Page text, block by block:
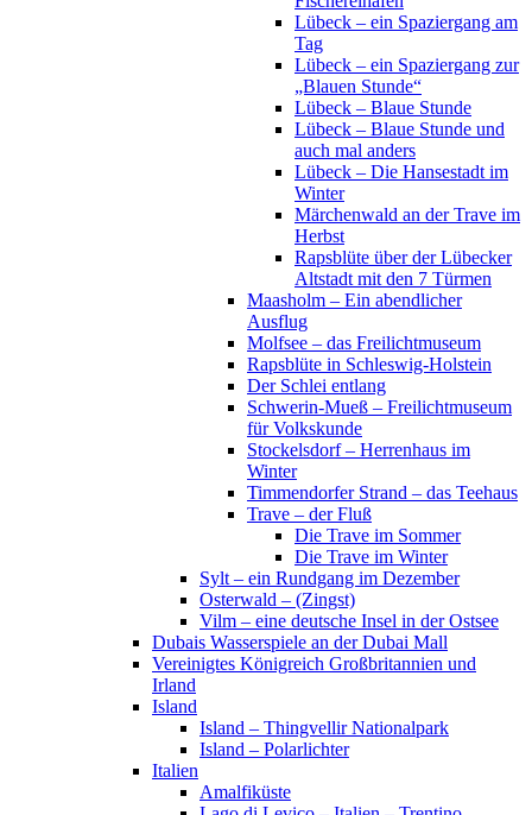
Lübeck – ein Spaziergang am
Tag
Lübeck – ein Spaziergang zur
„Blauen Stunde“
Lübeck – Blaue Stunde
Lübeck – Blaue Stunde und
auch mal anders
Lübeck – Die Hansestadt im
Winter
Märchenwald an der Trave im
Herbst
Rapsblüte über der Lübecker
Altstadt mit den 7 Türmen
Maasholm – Ein abendlicher
Ausflug
Molfsee – das Freilichtmuseum
Rapsblüte in Schleswig-Holstein
Der Schlei entlang
Schwerin-Mueß – Freilichtmuseum
für Volkskunde
Stockelsdorf – Herrenhaus im
Winter
Timmendorfer Strand – das Teehaus
Trave – der Fluß
Die Trave im Sommer
Die Trave im Winter
Sylt – ein Rundgang im Dezember
Osterwald – (Zingst)
Vilm – eine deutsche Insel in der Ostsee
Dubais Wasserspiele an der Dubai Mall
Vereinigtes Königreich Großbritannien und
Irland
Island
Island – Thingvellir Nationalpark
Island – Polarlichter
Italien
Amalfiküste